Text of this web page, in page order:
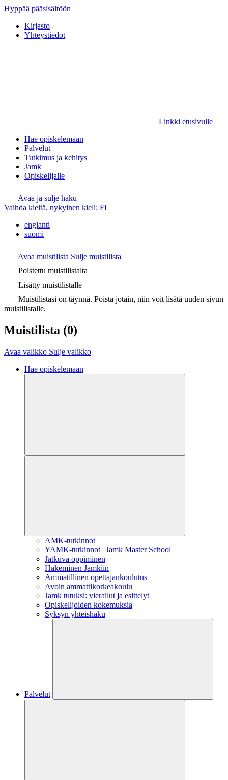
Hyppää pääsisältöön
Kirjasto
Yhteystiedot
Linkki etusivulle
Hae opiskelemaan
Palvelut
Tutkimus ja kehitys
Jamk
Opiskelijalle
Avaa ja sulje haku
Vaihda kieltä, nykyinen kieli: FI
englanti
suomi
Avaa muistilista Sulje muistilista
Poistettu muistilistalta
Lisätty muistilistalle
Muistilistasi on täynnä. Poista jotain, niin voit lisätä uuden sivun
muistilistalle.
Muistilista (0)
Avaa valikko Sulje valikko
Hae opiskelemaan
AMK-tutkinnot
YAMK-tutkinnot | Jamk Master School
Jatkuva oppiminen
Hakeminen Jamkiin
Ammatillinen opettajankoulutus
Avoin ammattikorkeakoulu
Jamk tutuksi: vierailut ja esittelyt
Opiskelijoiden kokemuksia
Syksyn yhteishaku
Palvelut